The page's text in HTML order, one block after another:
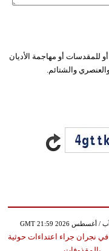
للمقدسات أو مهاجمة الأديان
والشتائم.
مدنياً في نجران جراء اعتداءات حوثية